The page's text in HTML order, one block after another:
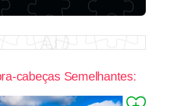
cabeças Semelhantes: